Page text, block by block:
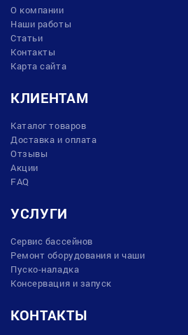
О компании
Наши работы
Статьи
Контакты
Карта сайта
КЛИЕНТАМ
Каталог товаров
Доставка и оплата
Отзывы
Акции
FAQ
УСЛУГИ
Сервис бассейнов
Ремонт оборудования и чаши
Пуско-наладка
Консервация и запуск
КОНТАКТЫ